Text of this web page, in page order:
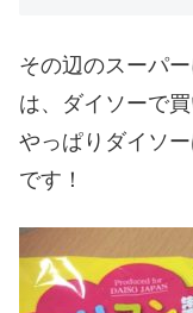
その辺のスーパ
は、ダイソーで買
やっぱりダイソ
です！